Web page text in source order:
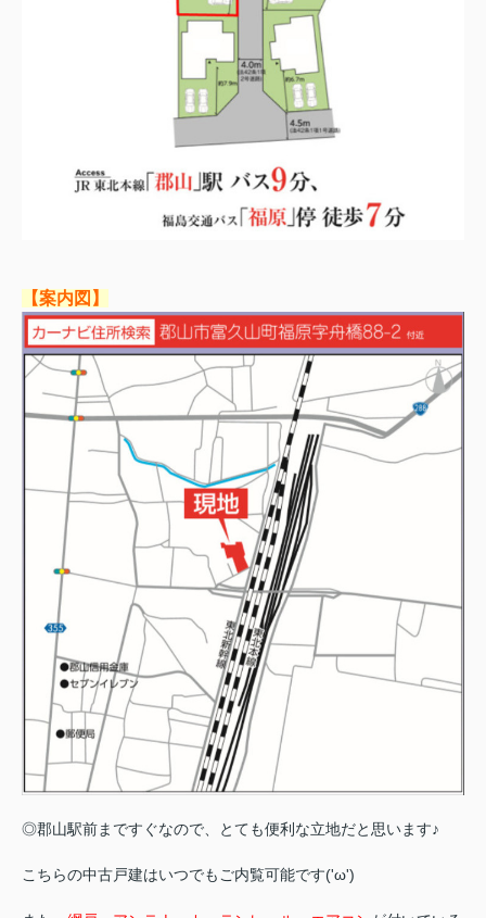
【案内図】
◎郡山駅前まですぐなので、とても便利な立地だと思います♪
こちらの中古戸建はいつでもご内覧可能です('ω')